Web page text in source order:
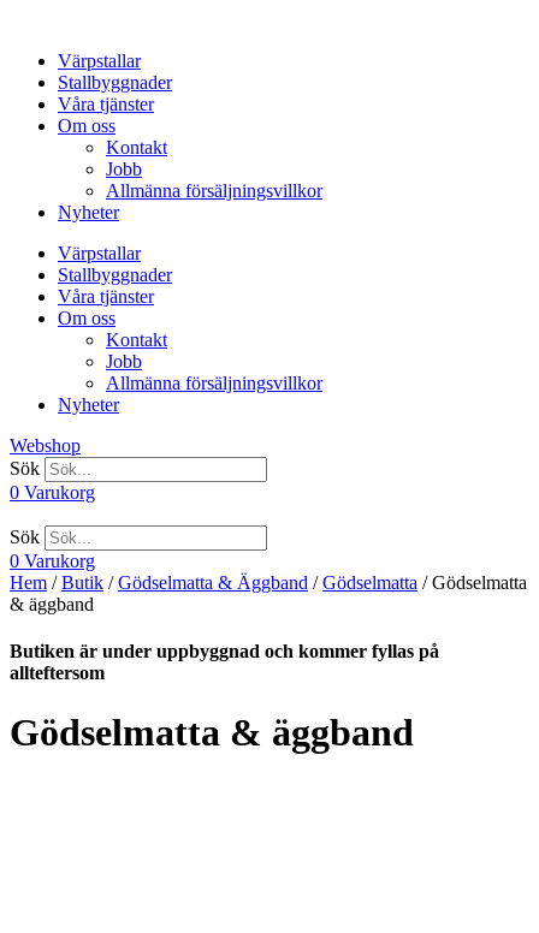
innehållVärpstallar
Stallbyggnader
Våra tjänster
Om oss
Kontakt
Jobb
Allmänna försäljningsvillkor
Nyheter
Värpstallar
Stallbyggnader
Våra tjänster
Om oss
Kontakt
Jobb
Allmänna försäljningsvillkor
Nyheter
Webshop
Sök
0 Varukorg
Sök
0 Varukorg
Hem /Butik /Gödselmatta & Äggband /Gödselmatta / Gödselmatta
& äggband
Butiken är under uppbyggnad och kommer fyllas på
allteftersom
Gödselmatta & äggband